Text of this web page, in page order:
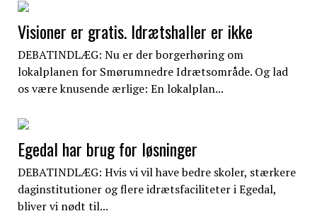
Visioner er gratis. Idrætshaller er ikke
DEBATINDLÆG: Nu er der borgerhøring om
lokalplanen for Smørumnedre Idrætsområde. Og lad
os være knusende ærlige: En lokalplan...
Egedal har brug for løsninger
DEBATINDLÆG: Hvis vi vil have bedre skoler, stærkere
daginstitutioner og flere idrætsfaciliteter i Egedal,
bliver vi nødt til...